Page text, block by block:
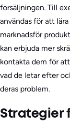
försäljningen. Till
användas för att
marknadsför
kan erbjuda mer
kontakta dem för
vad de letar efter
deras problem.
Strategier